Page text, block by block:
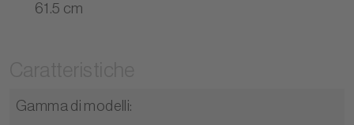
61.5 cm
Gamma di modelli: